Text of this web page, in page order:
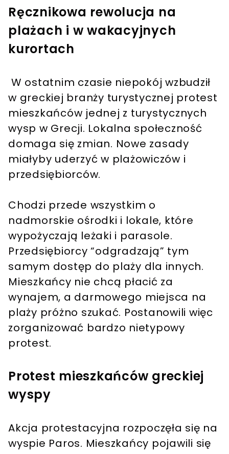
Ręcznikowa rewolucja na
plażach i w wakacyjnych
kurortach
W ostatnim czasie niepokój wzbudził
w greckiej branży turystycznej protest
mieszkańców jednej z turystycznych
wysp w Grecji. Lokalna społeczność
domaga się zmian. Nowe zasady
miałyby uderzyć w plażowiczów i
przedsiębiorców.
Chodzi przede wszystkim o
nadmorskie ośrodki i lokale, które
wypożyczają leżaki i parasole.
Przedsiębiorcy “odgradzają” tym
samym dostęp do plaży dla innych.
Mieszkańcy nie chcą płacić za
wynajem, a darmowego miejsca na
plaży próżno szukać. Postanowili więc
zorganizować bardzo nietypowy
protest.
Protest mieszkańców greckiej
wyspy
Akcja protestacyjna rozpoczęła się na
wyspie Paros. Mieszkańcy pojawili się